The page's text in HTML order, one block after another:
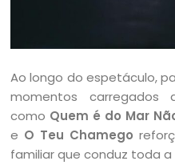
Ao longo do espetáculo,
momentos carregados
como Quem é do Mar
e O Teu Chamego
familiar que conduz toda a